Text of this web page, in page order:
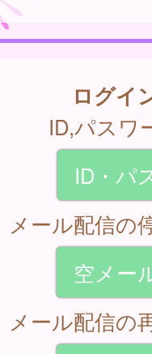
ログイ
ID,パスワ
ID・パ
メール配信の
空メー
メール配信の